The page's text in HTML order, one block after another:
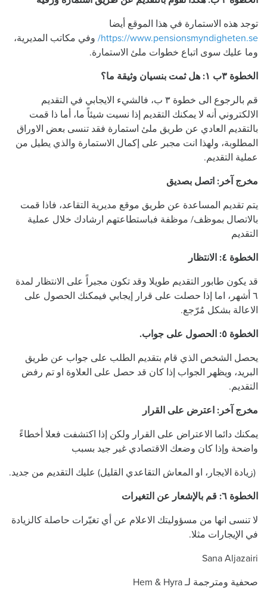
توجد هذه الاستمارة في هذا الموقع أيضا
https://www.pensionsmyndigheten.se/ وفي مكاتب المديرية،
وما عليك سوى اتباع خطوات ملئ الاستمارة.
الخطوة ٣ب ١: هل ثمت بنسيان وثيقة ما؟
قم بالرجوع الى خطوة ٣ ب، فالشيء الايجابي في التقديم
الالكتروني أنه لا يمكنك التقديم إذا نسيت شيئاً ما، أما ذا قمت
بالتقديم العادي عن طريق ملئ استمارة فقد تنسى بعض الاوراق
المطلوبة، ولهذا انت مجبر على إكمال الاستمارة والذي يطيل من
عملية التقديم.
مخرج آخر: اتصل بصديق
يتم تقديم المساعدة عن طريق موقع مديرية التقاعد، فاذا قمت
بالاتصال بموظف/ موظفة فباستطاعتهم ارشادك خلال عملية
التقديم
الخطوة ٤: الانتظار
قد يكون طابور التقديم طويلا وقد تكون مجبراً على الانتظار لمدة
٦ أشهر، اما إذا حصلت على قرار إيجابي فيمكنك الحصول على
الاعالة بشكل مُرّجع.
الخطوة ٥: الحصول على جواب.
يحصل الشخص الذي قام بتقديم الطلب على جواب عن طريق
البريد، ويظهر الجواب إذا كان قد حصل على العلاوة او تم رفض
التقديم.
مخرج آخر: اعترض على القرار
يمكنك دائما الاعتراض على القرار ولكن إذا اكتشفت فعلا أخطاءً
واضحة وإذا كان وضعك الاقتصادي غير جيد بسبب
(زيادة الايجار، او المعاش التقاعدي القليل) عليك التقديم من جديد.
الخطوة ٦: قم بالإشعار عن التغيرات
لا تنسى انها من مسؤوليتك الاعلام عن أي تغيّرات حاصلة كالزيادة
في الإيجارات مثلا.
Sana Aljazairi
صحفية ومترجمة لـ Hem & Hyra